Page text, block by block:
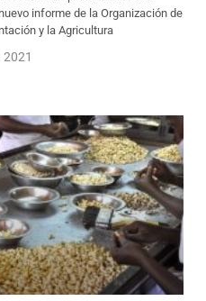
informe de la Organización de
y la Agricultura
2021